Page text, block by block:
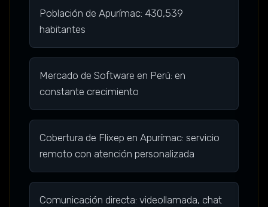
Población de Apurímac: 430,539
habitantes
Mercado de Software en Perú: en
constante crecimiento
Cobertura de Flixep en Apurímac: servicio
remoto con atención personalizada
Comunicación directa: videollamada, chat